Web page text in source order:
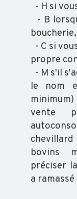
- H si
- B
boucherie,
- C si
propre
- M s'il
le nom
vente
bovins
préciser
a